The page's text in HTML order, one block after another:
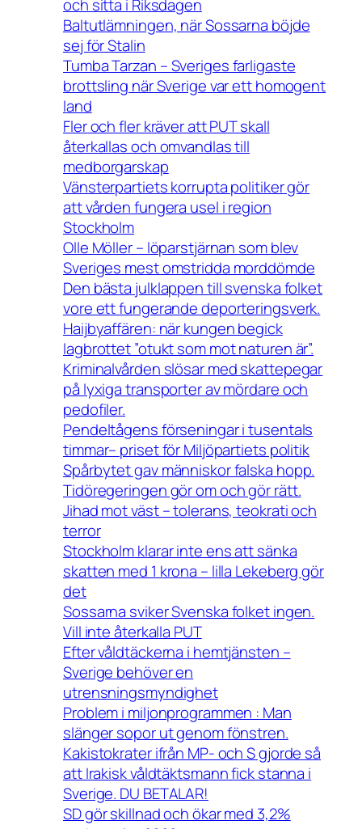
och sitta i Riksdagen
Baltutlämningen, när Sossarna böjde
sej för Stalin
Tumba Tarzan – Sveriges farligaste
brottsling när Sverige var ett homogent
land
Fler och fler kräver att PUT skall
återkallas och omvandlas till
medborgarskap
Vänsterpartiets korrupta politiker gör
att vården fungera usel i region
Stockholm
Olle Möller – löparstjärnan som blev
Sveriges mest omstridda morddömde
Den bästa julklappen till svenska folket
vore ett fungerande deporteringsverk.
Haijbyaffären: när kungen begick
lagbrottet ”otukt som mot naturen är”.
Kriminalvården slösar med skattepegar
på lyxiga transporter av mördare och
pedofiler.
Pendeltågens förseningar i tusentals
timmar– priset för Miljöpartiets politik
Spårbytet gav människor falska hopp.
Tidöregeringen gör om och gör rätt.
Jihad mot väst – tolerans, teokrati och
terror
Stockholm klarar inte ens att sänka
skatten med 1 krona – lilla Lekeberg gör
det
Sossarna sviker Svenska folket ingen.
Vill inte återkalla PUT
Efter våldtäckerna i hemtjänsten –
Sverige behöver en
utrensningsmyndighet
Problem i miljonprogrammen : Man
slänger sopor ut genom fönstren.
Kakistokrater ifrån MP- och S gjorde så
att Irakisk våldtäktsmann fick stanna i
Sverige. DU BETALAR!
SD gör skillnad och ökar med 3,2%